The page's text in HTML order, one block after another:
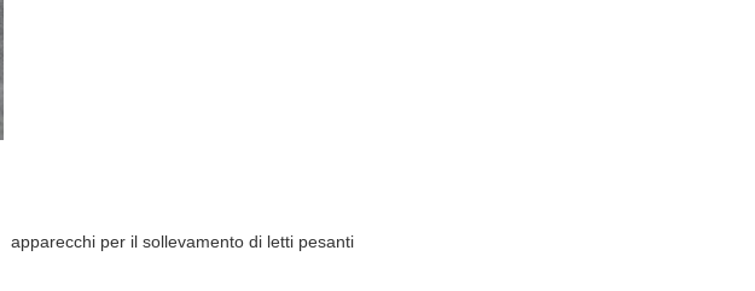
apparecchi per il sollevamento di letti pesanti